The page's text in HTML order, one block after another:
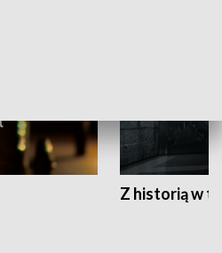
Z historią w